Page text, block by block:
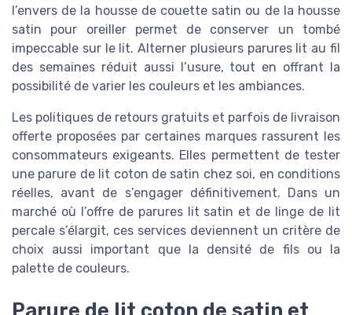
l’envers de la housse de couette satin ou de la housse
satin pour oreiller permet de conserver un tombé
impeccable sur le lit. Alterner plusieurs parures lit au fil
des semaines réduit aussi l’usure, tout en offrant la
possibilité de varier les couleurs et les ambiances.
Les politiques de retours gratuits et parfois de livraison
offerte proposées par certaines marques rassurent les
consommateurs exigeants. Elles permettent de tester
une parure de lit coton de satin chez soi, en conditions
réelles, avant de s’engager définitivement. Dans un
marché où l’offre de parures lit satin et de linge de lit
percale s’élargit, ces services deviennent un critère de
choix aussi important que la densité de fils ou la
palette de couleurs.
Parure de lit coton de satin et